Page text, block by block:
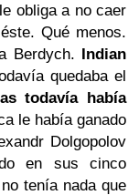
obliga a no caer
Qué menos.
Berdych. Indian
quedaba el
todavía había
le había ganado
Dolgopolov
en sus cinco
tenía nada que